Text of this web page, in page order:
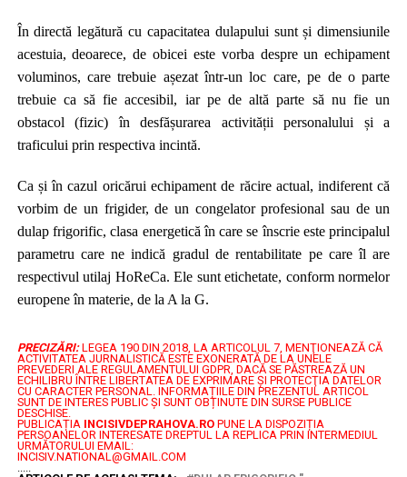
În directă legătură cu capacitatea dulapului sunt și dimensiunile
acestuia, deoarece, de obicei este vorba despre un echipament
voluminos, care trebuie așezat într-un loc care, pe de o parte
trebuie ca să fie accesibil, iar pe de altă parte să nu fie un
obstacol (fizic) în desfășurarea activității personalului și a
traficului prin respectiva incintă.
Ca și în cazul oricărui echipament de răcire actual, indiferent că
vorbim de un frigider, de un congelator profesional sau de un
dulap frigorific, clasa energetică în care se înscrie este principalul
parametru care ne indică gradul de rentabilitate pe care îl are
respectivul utilaj HoReCa. Ele sunt etichetate, conform normelor
europene în materie, de la A la G.
PRECIZĂRI: LEGEA 190 DIN 2018, LA ARTICOLUL 7, MENŢIONEAZĂ CĂ
ACTIVITATEA JURNALISTICĂ ESTE EXONERATĂ DE LA UNELE
PREVEDERI ALE REGULAMENTULUI GDPR, DACĂ SE PĂSTREAZĂ UN
ECHILIBRU ÎNTRE LIBERTATEA DE EXPRIMARE ŞI PROTECŢIA DATELOR
CU CARACTER PERSONAL. INFORMAȚIILE DIN PREZENTUL ARTICOL
SUNT DE INTERES PUBLIC ȘI SUNT OBȚINUTE DIN SURSE PUBLICE
DESCHISE.
PUBLICAȚIA INCISIVDEPRAHOVA.ROPUNE LA DISPOZIȚIA
PERSOANELOR INTERESATE DREPTUL LA REPLICA PRIN INTERMEDIUL
URMĂTORULUI EMAIL:
INCISIV.NATIONAL@GMAIL.COM
.....